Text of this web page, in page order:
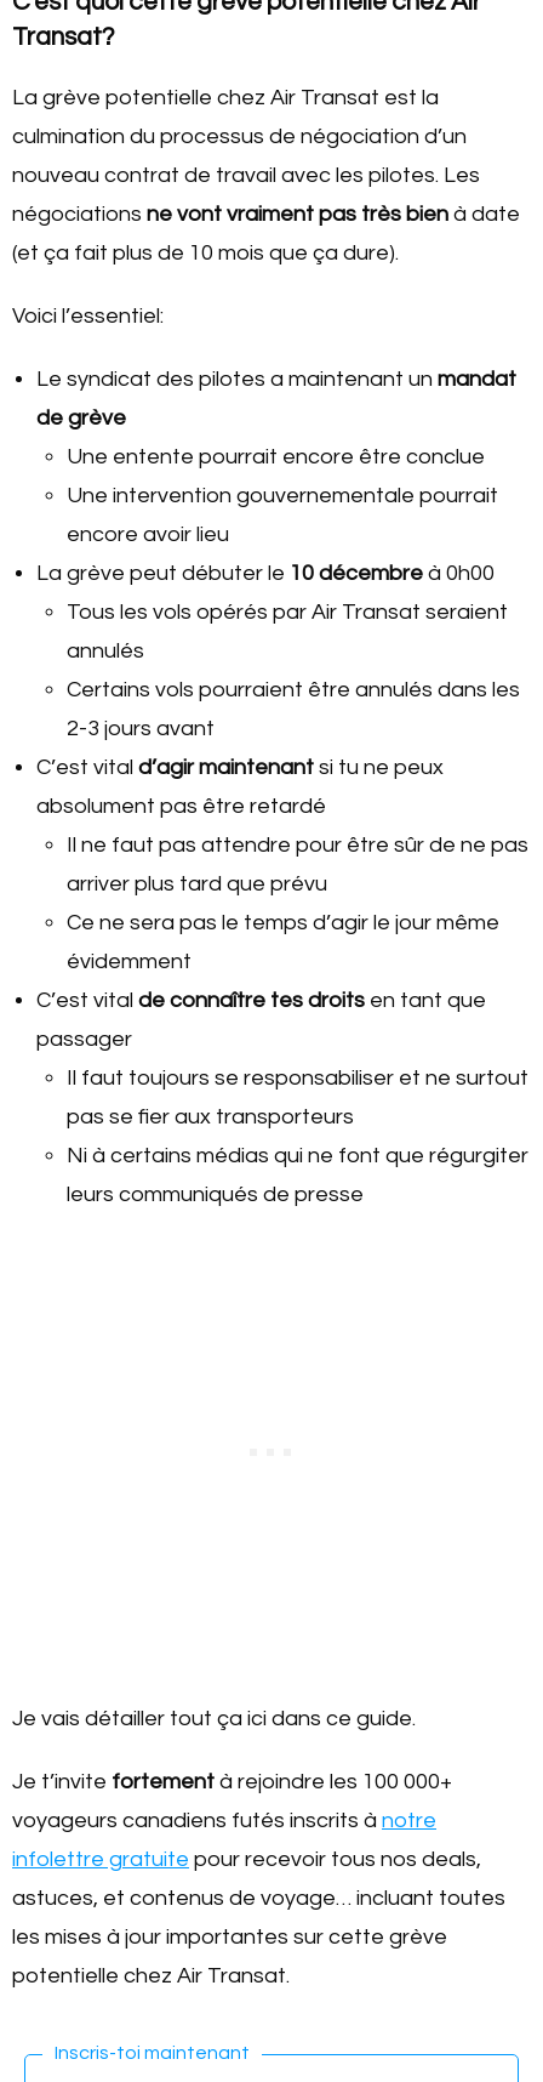
Transat?
La grève potentielle chez Air Transat est la
culmination du processus de négociation d’un
nouveau contrat de travail avec les pilotes. Les
négociations ne vont vraiment pas très bien à date
(et ça fait plus de 10 mois que ça dure).
Voici l’essentiel:
Le syndicat des pilotes a maintenant un mandat
de grève
Une entente pourrait encore être conclue
Une intervention gouvernementale pourrait
encore avoir lieu
La grève peut débuter le 10 décembre à 0h00
Tous les vols opérés par Air Transat seraient
annulés
Certains vols pourraient être annulés dans les
2-3 jours avant
C’est vital d’agir maintenant si tu ne peux
absolument pas être retardé
Il ne faut pas attendre pour être sûr de ne pas
arriver plus tard que prévu
Ce ne sera pas le temps d’agir le jour même
évidemment
C’est vital de connaître tes droits en tant que
passager
Il faut toujours se responsabiliser et ne surtout
pas se fier aux transporteurs
Ni à certains médias qui ne font que régurgiter
leurs communiqués de presse
Je vais détailler tout ça ici dans ce guide.
Je t’invite fortement à rejoindre les 100 000+
voyageurs canadiens futés inscrits à notre
infolettre gratuite pour recevoir tous nos deals,
astuces, et contenus de voyage… incluant toutes
les mises à jour importantes sur cette grève
potentielle chez Air Transat.
Inscris-toi maintenant